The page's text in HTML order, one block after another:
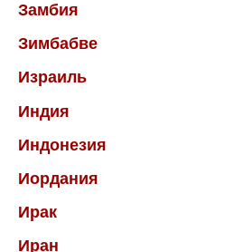
Замбия
Зимбабве
Израиль
Индия
Индонезия
Иордания
Ирак
Иран